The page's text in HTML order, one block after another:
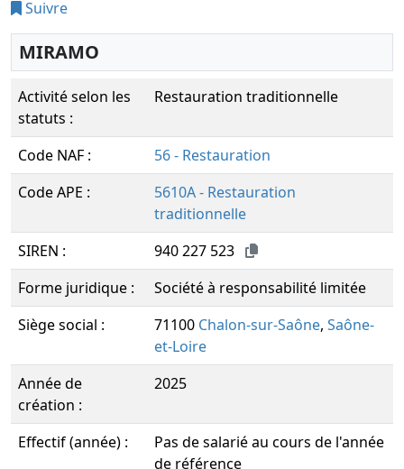
Suivre
MIRAMO
Activité selon les
statuts :
Restauration traditionnelle
Code NAF :
56 - Restauration
Code APE :
5610A - Restauration
traditionnelle
SIREN :
940 227 523
Forme juridique :
Société à responsabilité limitée
Siège social :
71100 Chalon-sur-Saône, Saône-
et-Loire
Année de
création :
2025
Effectif (année) :
Pas de salarié au cours de l'année
de référence